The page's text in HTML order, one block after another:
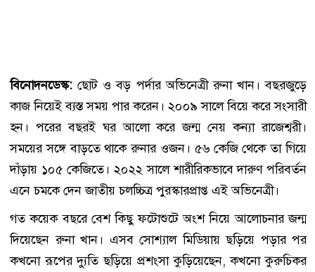
বিনোদনডেস্ক:ছোট ও বড় পর্দার অভিনেত্রী রুনা খান। বছরজুড়ে
কাজ নিয়েই ব্যস্ত সময় পার করেন। ২০০৯ সালে বিয়ে করে সংসারী
হন। পরের বছরই ঘর আলো করে জন্ম নেয় কন্যা রাজেশ্বরী।
সময়ের সঙ্গে বাড়তে থাকে রুনার ওজন। ৫৬ কেজি থেকে তা গিয়ে
দাঁড়ায় ১০৫ কেজিতে। ২০২২ সালে শারীরিকভাবে দারুণ পরিবর্তন
এনে চমকে দেন জাতীয় চলচ্চিত্র পুরস্কারপ্রাপ্ত এই অভিনেত্রী।
গত কয়েক বছরে বেশ কিছু ফটোশুটে অংশ নিয়ে আলোচনার জন্ম
দিয়েছেন রুনা খান। এসব সোশ্যাল মিডিয়ায় ছড়িয়ে পড়ার পর
কখনো রূপের দ্যুতি ছড়িয়ে প্রশংসা কুড়িয়েছেন, কখনো কুরুচিকর